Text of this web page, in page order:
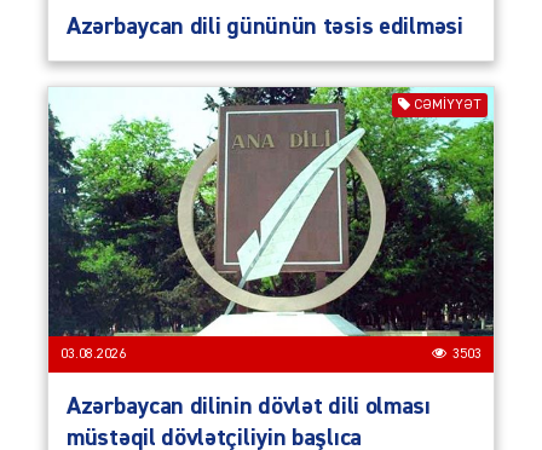
Azərbaycan dili gününün təsis edilməsi
CƏMIYYƏT
03.08.2026 3503
Azərbaycan dilinin dövlət dili olması
müstəqil dövlətçiliyin başlıca